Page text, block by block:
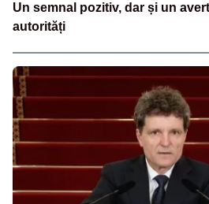
Un semnal pozitiv, dar și un
autorități